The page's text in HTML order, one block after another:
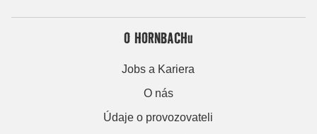
O HORNBACHu
Jobs a Kariera
O nás
Údaje o provozovateli